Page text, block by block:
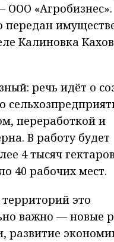
ООО «Агробизнес».
передан
Калиновка
речь идёт о
переработкой и
В работу будет
4 тысяч
40 рабочих мест.
это
важно — новые
развитие